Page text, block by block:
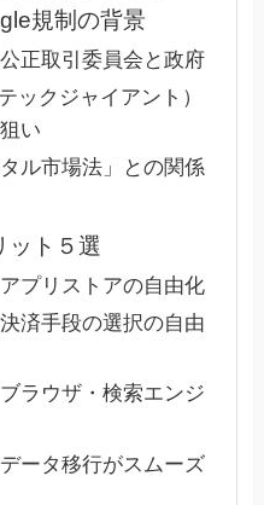
規制の背景
正取引委員会と政府
ックジャイアント）
い
ル市場法」との関係
ット５選
プリストアの自由化
済手段の選択の自由
ラウザ・検索エンジ
ータ移行がスムーズ